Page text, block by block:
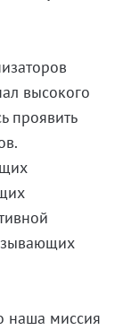
высокого
проявить
наша миссия